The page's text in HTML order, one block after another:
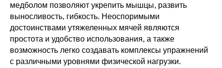
медболом позволяют укрепить мышцы, развить
выносливость, гибкость. Неоспоримыми
достоинствами утяжеленных мячей являются
простота и удобство использования, а также
возможность легко создавать комплексы упражнений
с различными уровнями физической нагрузки.